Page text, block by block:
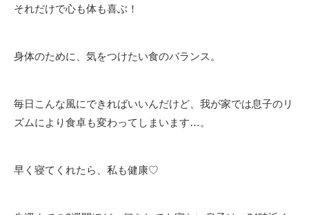
それだけで心も体も喜ぶ！
身体のために、気をつけたい食のバランス。
毎日こんな風にできればいいんだけど、我が家では息子のリ
ズムにより食卓も変わってしまいます…。
早く寝てくれたら、私も健康♡